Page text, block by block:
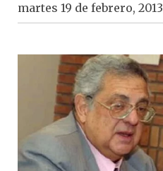
martes 19 de febrero, 2013